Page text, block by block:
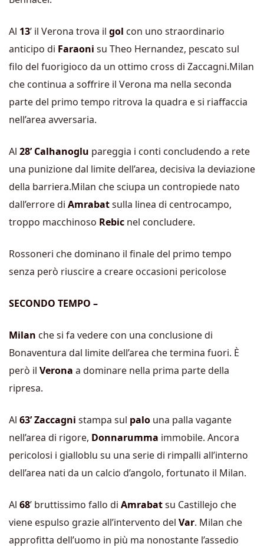
Al 13’ il Verona trova il gol con uno straordinario
anticipo di Faraoni su Theo Hernandez, pescato sul
filo del fuorigioco da un ottimo cross di Zaccagni.Milan
che continua a soffrire il Verona ma nella seconda
parte del primo tempo ritrova la quadra e si riaffaccia
nell’area avversaria.
Al 28’ Calhanoglu pareggia i conti concludendo a rete
una punizione dal limite dell’area, decisiva la deviazione
della barriera.Milan che sciupa un contropiede nato
dall’errore di Amrabatsulla linea di centrocampo,
troppo macchinoso Rebic nel concludere.
Rossoneri che dominano il finale del primo tempo
senza però riuscire a creare occasioni pericolose
SECONDO TEMPO –
Milan che si fa vedere con una conclusione di
Bonaventura dal limite dell’area che termina fuori. È
però il Verona a dominare nella prima parte della
ripresa.
Al 63’ Zaccagni stampa sul palo una palla vagante
nell’area di rigore, Donnarumma immobile. Ancora
pericolosi i gialloblu su una serie di rimpalli all’interno
dell’area nati da un calcio d’angolo, fortunato il Milan.
Al 68’ bruttissimo fallo di Amrabatsu Castillejo che
viene espulso grazie all’intervento del Var. Milan che
approfitta dell’uomo in più ma nonostante l’assedio